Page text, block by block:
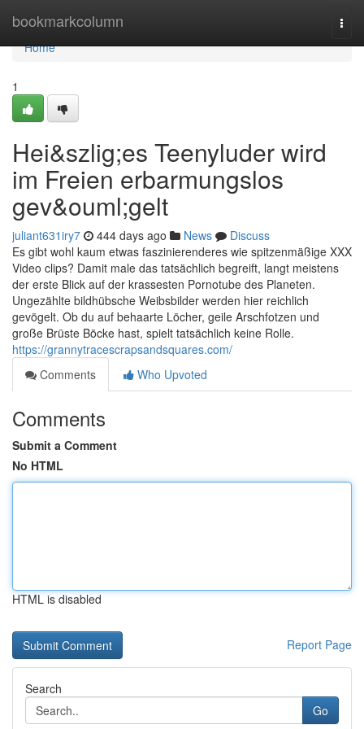
bookmarkcolumn
Home
Home
1
Hei&szlig;es Teenyluder wird
im Freien erbarmungslos
gev&ouml;gelt
juliant631iry7 444 days ago News
Discuss
Es gibt wohl kaum etwas faszinierenderes wie spitzenmäßige XXX
Video clips? Damit male das tatsächlich begreift, langt meistens
der erste Blick auf der krassesten Pornotube des Planeten.
Ungezählte bildhübsche Weibsbilder werden hier reichlich
gevögelt. Ob du auf behaarte Löcher, geile Arschfotzen und
große Brüste Böcke hast, spielt tatsächlich keine Rolle.
https://grannytracescrapsandsquares.com/
Comments
Who Upvoted
Comments
Submit a Comment
No HTML
HTML is disabled
Report Page
Search
Go